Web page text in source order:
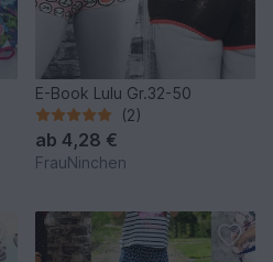
E-Book Lulu Gr.32-50
(2)
ab 4,28 €
FrauNinchen